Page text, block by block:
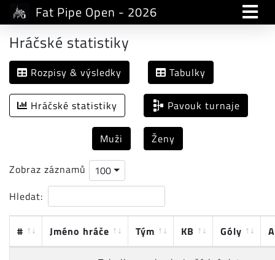
Fat Pipe Open - 2026
Hráčské statistiky
Rozpisy & výsledky Tabulky
Hráčské statistiky Pavouk turnaje
Muži Ženy
Zobraz záznamů
100
Hledat:
# Jméno hráče Tým KB Góly